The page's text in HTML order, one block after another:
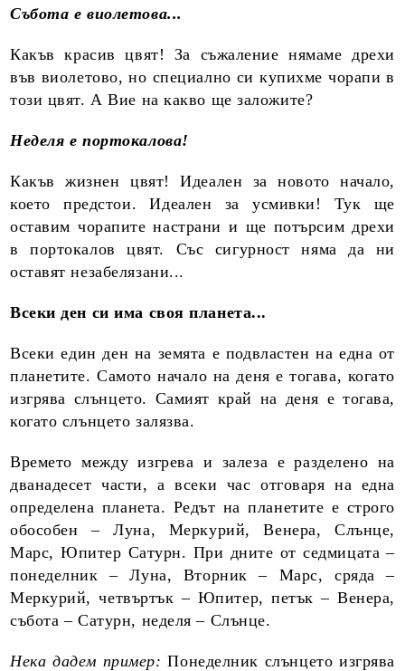
Събота е виолетова...
Какъв красив цвят! За съжаление нямаме дрехи
във виолетово, но специално си купихме чорапи в
този цвят. А Вие на какво ще заложите?
Неделя е портокалова!
Какъв жизнен цвят! Идеален за новото начало,
което предстои. Идеален за усмивки! Тук ще
оставим чорапите настрани и ще потърсим дрехи
в портокалов цвят. Със сигурност няма да ни
оставят незабелязани...
Всеки ден си има своя планета...
Всеки един ден на земята е подвластен на една от
планетите. Самото начало на деня е тогава, когато
изгрява слънцето. Самият край на деня е тогава,
когато слънцето залязва.
Времето между изгрева и залеза е разделено на
дванадесет части, а всеки час отговаря на една
определена планета. Редът на планетите е строго
обособен – Луна, Меркурий, Венера, Слънце,
Марс, Юпитер Сатурн. При дните от седмицата –
понеделник – Луна, Вторник – Марс, сряда –
Меркурий, четвъртък – Юпитер, петък – Венера,
събота – Сатурн, неделя – Слънце.
Нека дадем пример: Понеделник слънцето изгрява